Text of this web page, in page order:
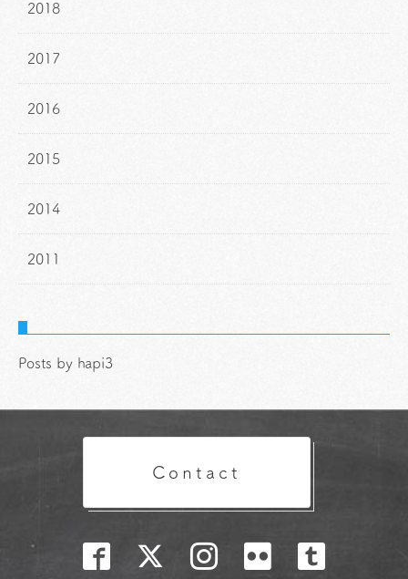
2018
2017
2016
2015
2014
2011
Posts by hapi3
Contact